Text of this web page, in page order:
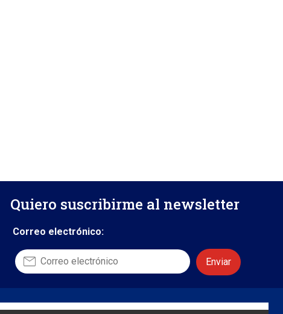
Quiero suscribirme al newsletter
Correo electrónico:
Contáctanos